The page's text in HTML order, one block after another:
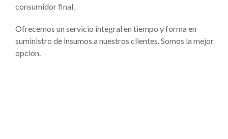
consumidor final.
Ofrecemos un servicio integral en tiempo y forma en
suministro de insumos a nuestros clientes. Somos la mejor
opción.